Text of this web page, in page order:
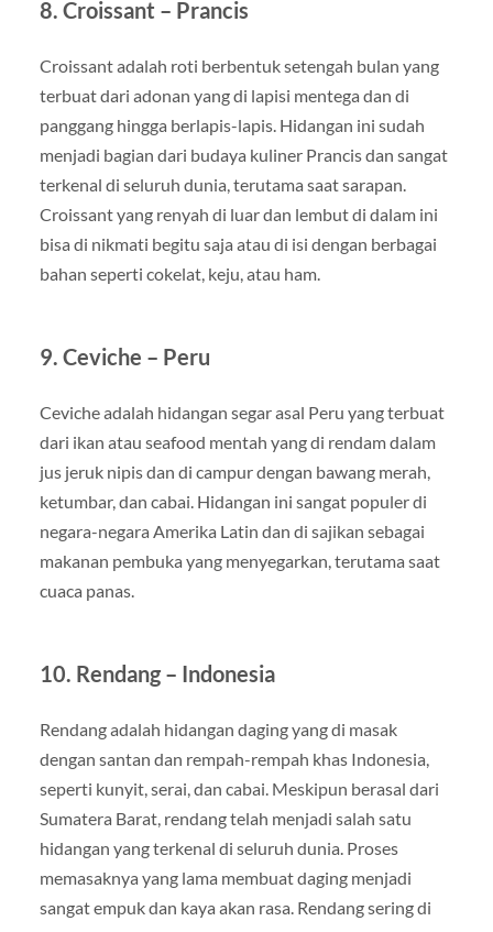
8. Croissant – Prancis
Croissant adalah roti berbentuk setengah bulan yang
terbuat dari adonan yang di lapisi mentega dan di
panggang hingga berlapis-lapis. Hidangan ini sudah
menjadi bagian dari budaya kuliner Prancis dan sangat
terkenal di seluruh dunia, terutama saat sarapan.
Croissant yang renyah di luar dan lembut di dalam ini
bisa di nikmati begitu saja atau di isi dengan berbagai
bahan seperti cokelat, keju, atau ham.
9. Ceviche – Peru
Ceviche adalah hidangan segar asal Peru yang terbuat
dari ikan atau seafood mentah yang di rendam dalam
jus jeruk nipis dan di campur dengan bawang merah,
ketumbar, dan cabai. Hidangan ini sangat populer di
negara-negara Amerika Latin dan di sajikan sebagai
makanan pembuka yang menyegarkan, terutama saat
cuaca panas.
10. Rendang – Indonesia
Rendang adalah hidangan daging yang di masak
dengan santan dan rempah-rempah khas Indonesia,
seperti kunyit, serai, dan cabai. Meskipun berasal dari
Sumatera Barat, rendang telah menjadi salah satu
hidangan yang terkenal di seluruh dunia. Proses
memasaknya yang lama membuat daging menjadi
sangat empuk dan kaya akan rasa. Rendang sering di